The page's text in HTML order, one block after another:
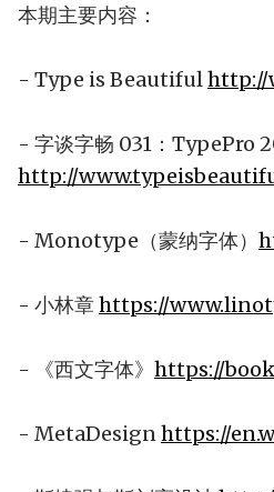
本期主要内容：
- Type is Beautifulhttp://
- 字谈字畅 031：TypePro
http://
- Monotype（蒙纳字体）
- 小林章https://
- 《西文字体》 https://
- MetaDesignhttps://